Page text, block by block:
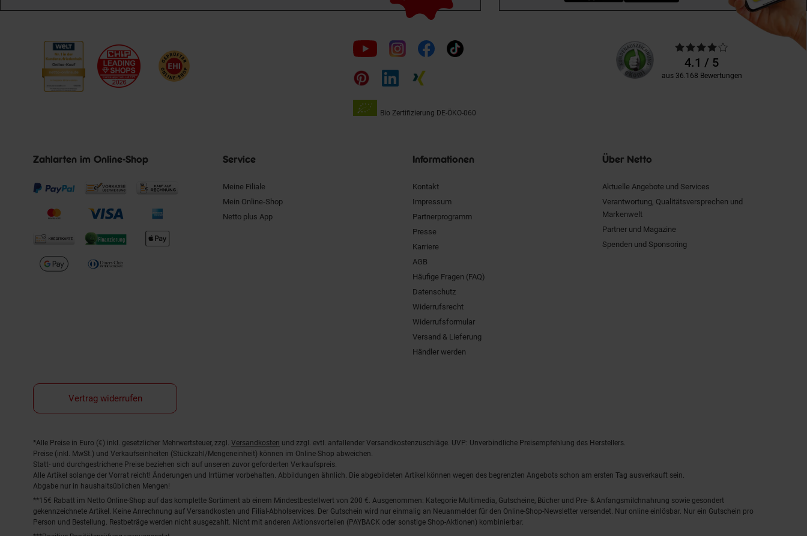
Folge
uns
auf
Bio Zertifizierung DE-ÖKO-060
Unsere
Kundenbewertungen
Durchschnittliche
Bewertungen4.1 / 5
aus 36.168 Bewertungen
Zahlarten im Online-Shop Service
Meine Filiale
Mein Online-Shop
Netto plus App
Informationen
Kontakt
Impressum
Partnerprogramm
Presse
Karriere
AGB
Häufige Fragen (FAQ)
Datenschutz
Widerrufsrecht
Widerrufsformular
Versand & Lieferung
Händler werden
Über Netto
Aktuelle Angebote und Services
Verantwortung, Qualitätsversprechen und
Markenwelt
Partner und Magazine
Spenden und Sponsoring
Vertrag widerrufen
Fußnoten
*Alle Preise in Euro (€) inkl. gesetzlicher Mehrwertsteuer, zzgl. Versandkosten und zzgl. evtl. anfallender Versandkostenzuschläge. UVP: Unverbindliche Preisempfehlung des Herstellers.
Preise (inkl. MwSt.) und Verkaufseinheiten (Stückzahl/Mengeneinheit) können im Online-Shop abweichen.
Statt- und durchgestrichene Preise beziehen sich auf unseren zuvor geforderten Verkaufspreis.
Alle Artikel solange der Vorrat reicht! Änderungen und Irrtümer vorbehalten. Abbildungen ähnlich. Die abgebildeten Artikel können wegen des begrenzten Angebots schon am ersten Tag ausverkauft sein.
Abgabe nur in haushaltsüblichen Mengen!
**15€ Rabatt im Netto Online-Shop auf das komplette Sortiment ab einem Mindestbestellwert von 200 €. Ausgenommen: Kategorie Multimedia, Gutscheine, Bücher und Pre- & Anfangsmilchnahrung sowie gesondert
gekennzeichnete Artikel. Keine Anrechnung auf Versandkosten und Filial-Abholservices. Der Gutschein wird nur einmalig an Neuanmelder für den Online-Shop-Newsletter versendet. Nur online einlösbar. Nur ein Gutschein pro
Person und Bestellung. Restbeträge werden nicht ausgezahlt. Nicht mit anderen Aktionsvorteilen (PAYBACK oder sonstige Shop-Aktionen) kombinierbar.